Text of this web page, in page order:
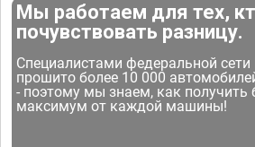
Мы работаем для тех,
почувствовать разницу.
Специалистами федеральной
прошито более 10 000
- поэтому мы знаем, как получить
максимум от каждой машины!